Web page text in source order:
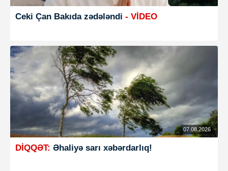
Ceki Çan Bakıda zədələndi - VİDEO
07.08.2026
DİQQƏT: Əhaliyə sarı xəbərdarlıq!